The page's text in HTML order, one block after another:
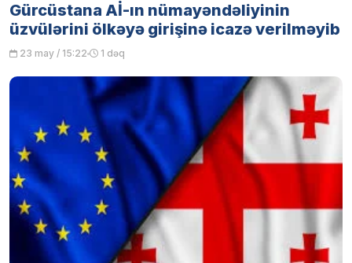
Gürcüstana Aİ-ın nümayəndəliyinin
üzvülərini ölkəyə girişinə icazə verilməyib
23 may / 15:22 1 dəq